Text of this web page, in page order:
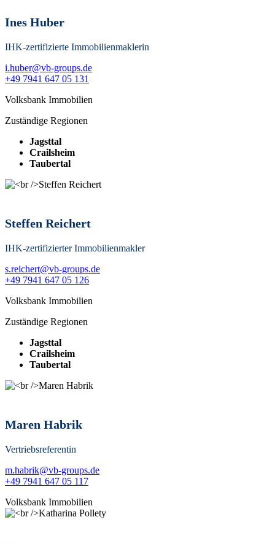
Ines Huber
IHK-zertifizierte Immobilienmaklerin
i.huber@vb-groups.de
+49 7941 647 05 131
Volksbank Immobilien
Zuständige Regionen
Jagsttal
Crailsheim
Taubertal
Steffen Reichert
IHK-zertifizierter Immobilienmakler
s.reichert@vb-groups.de
+49 7941 647 05 126
Volksbank Immobilien
Zuständige Regionen
Jagsttal
Crailsheim
Taubertal
Maren Habrik
Vertriebsreferentin
m.habrik@vb-groups.de
+49 7941 647 05 117
Volksbank Immobilien